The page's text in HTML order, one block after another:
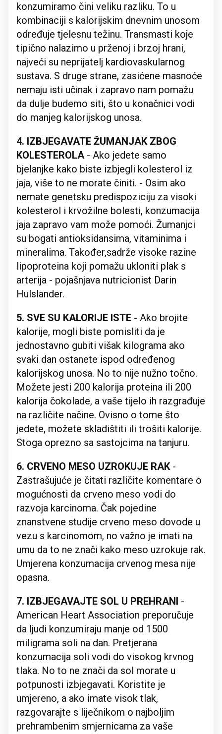
konzumiramo čini veliku razliku. To u
kombinaciji s kalorijskim dnevnim unosom
određuje tjelesnu težinu. Transmasti koje
tipično nalazimo u prženoj i brzoj hrani,
najveći su neprijatelj kardiovaskularnog
sustava. S druge strane, zasićene masnoće
nemaju isti učinak i zapravo nam pomažu
da dulje budemo siti, što u konačnici vodi
do manjeg kalorijskog unosa.
4. IZBJEGAVATE ŽUMANJAK ZBOG
KOLESTEROLA- Ako jedete samo
bjelanjke kako biste izbjegli kolesterol iz
jaja, više to ne morate činiti. - Osim ako
nemate genetsku predispoziciju za visoki
kolesterol i krvožilne bolesti, konzumacija
jaja zapravo vam može pomoći. Žumanjci
su bogati antioksidansima, vitaminima i
mineralima. Također,sadrže visoke razine
lipoproteina koji pomažu ukloniti plak s
arterija - pojašnjava nutricionist Darin
Hulslander.
5. SVE SU KALORIJE ISTE - Ako brojite
kalorije, mogli biste pomisliti da je
jednostavno gubiti višak kilograma ako
svaki dan ostanete ispod određenog
kalorijskog unosa. No to nije nužno točno.
Možete jesti 200 kalorija proteina ili 200
kalorija čokolade, a vaše tijelo ih razgrađuje
na različite načine. Ovisno o tome što
jedete, možete skladištiti ili trošiti kalorije.
Stoga oprezno sa sastojcima na tanjuru.
6. CRVENO MESO UZROKUJE RAK -
Zastrašujuće je čitati različite komentare o
mogućnosti da crveno meso vodi do
razvoja karcinoma. Čak pojedine
znanstvene studije crveno meso dovode u
vezu s karcinomom, no važno je imati na
umu da to ne znači kako meso uzrokuje rak.
Umjerena konzumacija crvenog mesa nije
opasna.
7. IZBJEGAVAJTE SOL U PREHRANI -
American Heart Association preporučuje
da ljudi konzumiraju manje od 1500
miligrama soli na dan. Pretjerana
konzumacija soli vodi do visokog krvnog
tlaka. No to ne znači da sol morate u
potpunosti izbjegavati. Koristite je
umjereno, a ako imate visok tlak,
razgovarajte s liječnikom o najboljim
prehrambenim smjernicama za vaše